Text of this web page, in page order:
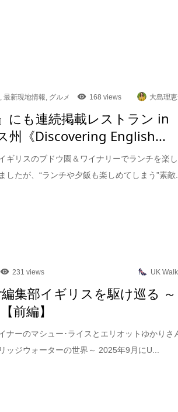
,最新現地情報, グルメ 168 views 大島理
にも連続掲載レストラン in
州《Discovering English...
ギリスのブドウ園＆ワイナリーでランチを楽し
たが、“ランチや夕飯も楽しめてしまう”素敵...
231 views UK
集部イギリスを駆け巡る ～
前編】
ナーのマシュー･ライスとエリオットゆかりさ
ッジウォーターの世界～ 2025年9月にU...